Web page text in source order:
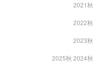
2021秋
2022秋
2023秋
2025秋 2024秋